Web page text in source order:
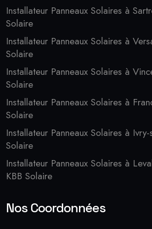
Installateur Panneaux Solaires à
Solaire
Installateur Panneaux Solaires à
Solaire
Installateur Panneaux Solaires à
Solaire
Installateur Panneaux Solaires à
Solaire
Installateur Panneaux Solaires à
Solaire
Installateur Panneaux Solaires à
KBB Solaire
Nos Coordonnées